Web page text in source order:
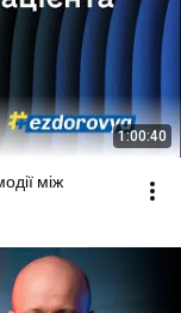
1:00:40
між